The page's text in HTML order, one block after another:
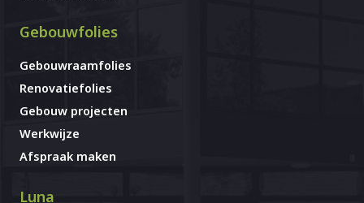
Gebouwfolies
Gebouwraamfolies
Renovatiefolies
Gebouw projecten
Werkwijze
Afspraak maken
Luna